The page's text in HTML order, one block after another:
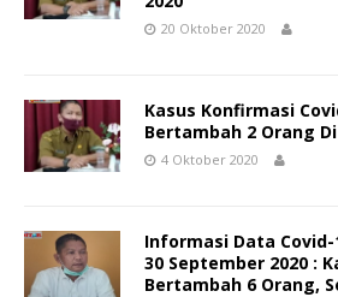
20 Oktober 2020
Kasus Konfirmasi
Bertambah 2 Orang
4 Oktober 2020
Informasi Data Covid-
30 September 2020 :
Bertambah 6 Orang,